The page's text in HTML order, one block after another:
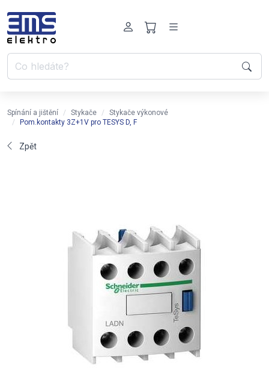
Spínání a jištění Stykače
Stykače výkonové
Pom.kontakty 3Z+1V pro TESYS D, F
Zpět